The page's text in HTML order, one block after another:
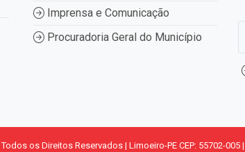
Imprensa e Comunicação
Procuradoria Geral do Município
Todos os Direitos Reservados | Limoeiro-PE CEP: 55702-005